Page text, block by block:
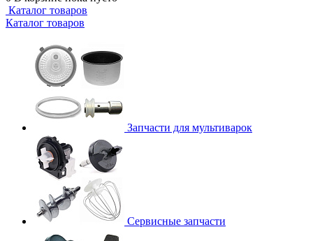
Каталог товаров
Каталог товаров
Запчасти для мультиварок
Сервисные запчасти